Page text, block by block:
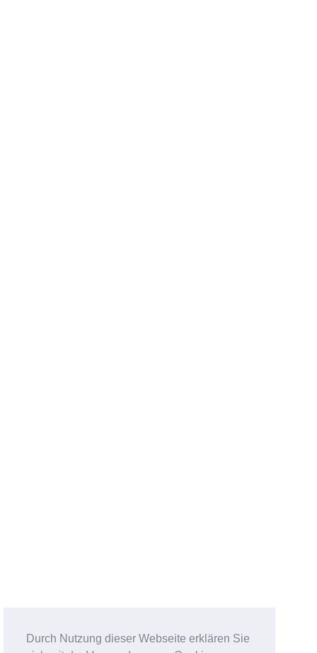
Durch Nutzung dieser Webseite erklären Sie